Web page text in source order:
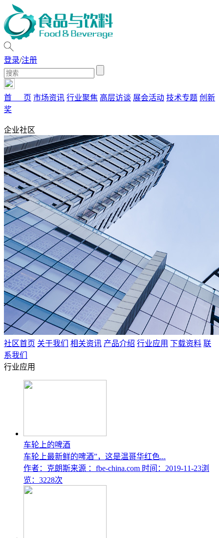
登录/注册
首 页 市场资讯 行业聚焦 高层访谈 展会活动 技术专题 创新
奖
企业社区
社区首页 关于我们 相关资讯 产品介绍 行业应用 下载资料 联
系我们
行业应用
车轮上的啤酒
车轮上最新鲜的啤酒”，这是温哥华红色...
作者：克朗斯来源 ：fbe-china.com 时间：2019-11-23浏
览：3228次